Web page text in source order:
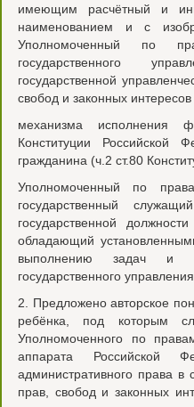
имеющим расчётный и
наименованием и с
Уполномоченный по
государственного
государственной
свобод и законных
механизма исполнения
Конституции
гражданина (ч.2 ст.80
Уполномоченный по
государственный
государственной
обладающий
выполнению задач и
государственного
2. Предложено авторское
ребёнка, под которым
Уполномоченного по
аппарата Российской
административного права
прав, свобод и законных